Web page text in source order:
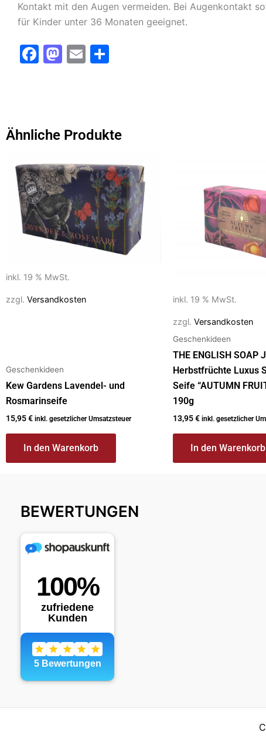
Kontakt mit den Augen vermeiden. Bei Augenkontakt
für Kinder unter 36 Monaten geeignet.
F
b
o
o
k
M
d
o
n
E
Ähnliche Produkte
inkl. 19 % MwSt.
zzgl. Versandkosten
Geschenkideen
Kew Gardens Lavendel- und
Rosmarinseife
15,95€ inkl. gesetzlicher Umsatzsteuer
In den Warenkorb
inkl. 19 % MwSt.
zzgl. Versandkosten
Geschenkideen
THE ENGLISH SOAP
Herbstfrüchte Luxus
Seife “AUTUMN
190g
13,95€ inkl. gesetzlicher
In den Warenkorb
BEWERTUNGEN